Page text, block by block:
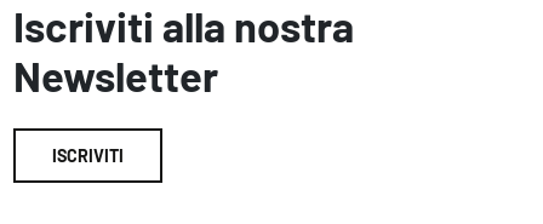
Iscriviti alla nostra
Newsletter
ISCRIVITI